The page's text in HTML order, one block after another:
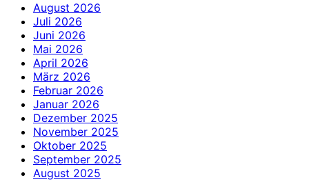
August 2026
Juli 2026
Juni 2026
Mai 2026
April 2026
März 2026
Februar 2026
Januar 2026
Dezember 2025
November 2025
Oktober 2025
September 2025
August 2025